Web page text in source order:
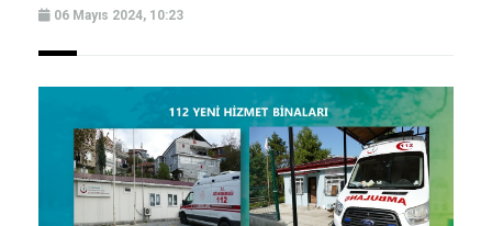
06 Mayıs 2024, 10:23